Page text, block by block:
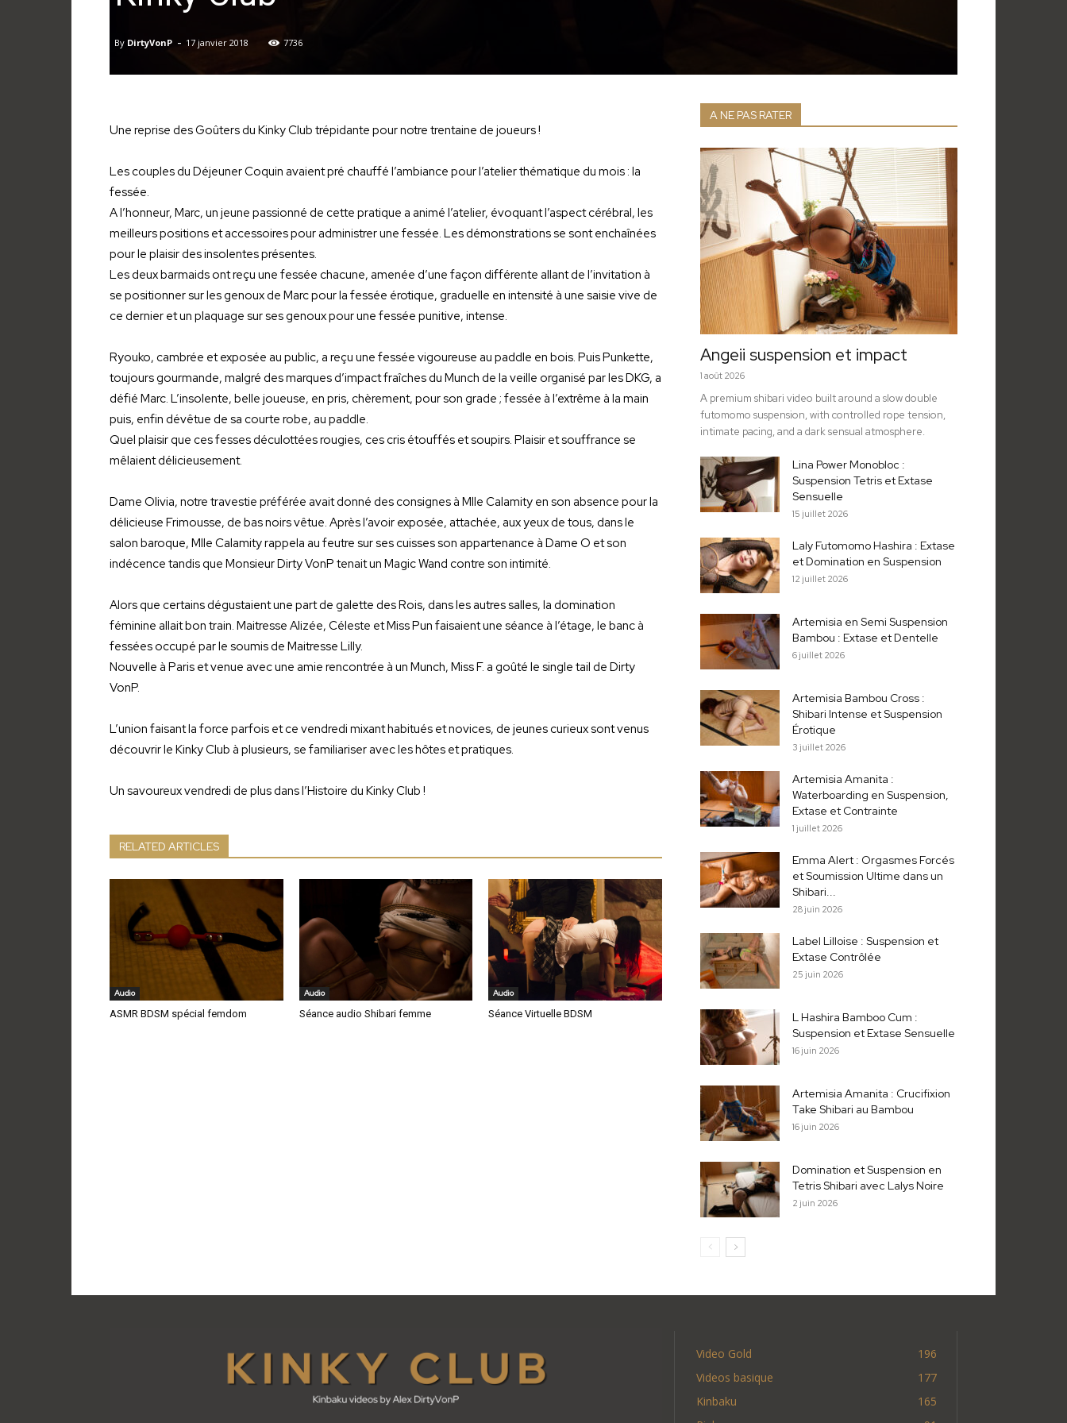
By DirtyVonP - 17 janvier 2018 7736
Une reprise des Goûters du Kinky Club trépidante pour notre trentaine de joueurs !
Les couples du Déjeuner Coquin avaient pré chauffé l’ambiance pour l’atelier thématique du mois : la
fessée.
A l’honneur, Marc, un jeune passionné de cette pratique a animé l’atelier, évoquant l’aspect cérébral, les
meilleurs positions et accessoires pour administrer une fessée. Les démonstrations se sont enchaînées
pour le plaisir des insolentes présentes.
Les deux barmaids ont reçu une fessée chacune, amenée d’une façon différente allant de l’invitation à
se positionner sur les genoux de Marc pour la fessée érotique, graduelle en intensité à une saisie vive de
ce dernier et un plaquage sur ses genoux pour une fessée punitive, intense.
Ryouko, cambrée et exposée au public, a reçu une fessée vigoureuse au paddle en bois. Puis Punkette,
toujours gourmande, malgré des marques d’impact fraîches du Munch de la veille organisé par les DKG, a
défié Marc. L’insolente, belle joueuse, en pris, chèrement, pour son grade ; fessée à l’extrême à la main
puis, enfin dévêtue de sa courte robe, au paddle.
Quel plaisir que ces fesses déculottées rougies, ces cris étouffés et soupirs. Plaisir et souffrance se
mêlaient délicieusement.
Dame Olivia, notre travestie préférée avait donné des consignes à Mlle Calamity en son absence pour la
délicieuse Frimousse, de bas noirs vêtue. Après l’avoir exposée, attachée, aux yeux de tous, dans le
salon baroque, Mlle Calamity rappela au feutre sur ses cuisses son appartenance à Dame O et son
indécence tandis que Monsieur Dirty VonP tenait un Magic Wand contre son intimité.
Alors que certains dégustaient une part de galette des Rois, dans les autres salles, la domination
féminine allait bon train. Maitresse Alizée, Céleste et Miss Pun faisaient une séance à l’étage, le banc à
fessées occupé par le soumis de Maitresse Lilly.
Nouvelle à Paris et venue avec une amie rencontrée à un Munch, Miss F. a goûté le single tail de Dirty
VonP.
L’union faisant la force parfois et ce vendredi mixant habitués et novices, de jeunes curieux sont venus
découvrir le Kinky Club à plusieurs, se familiariser avec les hôtes et pratiques.
Un savoureux vendredi de plus dans l’Histoire du Kinky Club !
RELATED ARTICLES
Audio
ASMR BDSM spécial femdom
Audio
Séance audio Shibari femme
Audio
Séance Virtuelle BDSM
A NE PAS RATER
Angeii suspension et impact
1 août 2026
A premium shibari video built around a slow double
futomomo suspension, with controlled rope tension,
intimate pacing, and a dark sensual atmosphere.
Lina Power Monobloc :
Suspension Tetris et Extase
Sensuelle
15 juillet 2026
Laly Futomomo Hashira : Extase
et Domination en Suspension
12 juillet 2026
Artemisia en Semi Suspension
Bambou : Extase et Dentelle
6 juillet 2026
Artemisia Bambou Cross :
Shibari Intense et Suspension
Érotique
3 juillet 2026
Artemisia Amanita :
Waterboarding en Suspension,
Extase et Contrainte
1 juillet 2026
Emma Alert : Orgasmes Forcés
et Soumission Ultime dans un
Shibari...
28 juin 2026
Label Lilloise : Suspension et
Extase Contrôlée
25 juin 2026
L Hashira Bamboo Cum :
Suspension et Extase Sensuelle
16 juin 2026
Artemisia Amanita : Crucifixion
Take Shibari au Bambou
16 juin 2026
Domination et Suspension en
Tetris Shibari avec Lalys Noire
2 juin 2026
Video Gold
196
Videos basique
177
Kinbaku
165